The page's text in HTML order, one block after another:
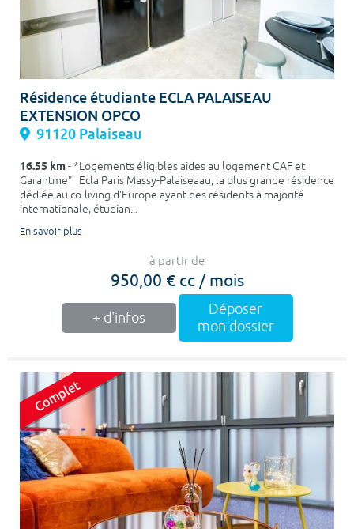
Chercher
Résidence étudiante ECLA PALAISEAU
EXTENSION OPCO
91120 Palaiseau
16.55 km- *Logements éligibles aides au logement CAF et
Garantme" Ecla Paris Massy-Palaiseaau, la plus grande résidence
dédiée au co-living d'Europe ayant des résidents à majorité
internationale, étudian...
En savoir plus
à partir de
950,00 € cc / mois
+ d'infos
Déposer
mon dossier